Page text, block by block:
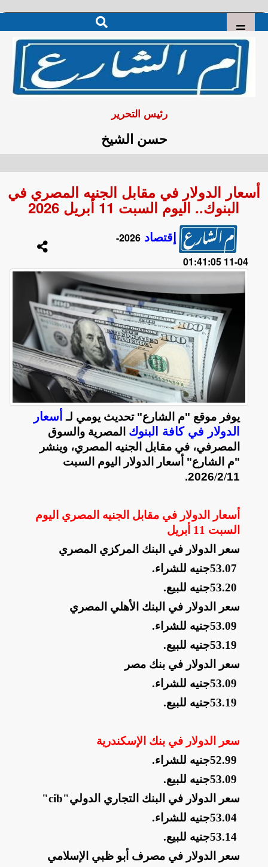
رئيس التحرير
حسن الشيخ
أسعار الدولار في مقابل الجنيه المصري في
البنوك.. اليوم السبت 11 أبريل 2026
إقتصاد
2026-
04-11 01:41:05
يوفر موقع "م الشارع" تحديث يومي لـ أسعار
الدولار في كافة البنوك المصرية والسوق
المصرفي، في مقابل الجنيه المصري، وينشر
"م الشارع" أسعار الدولار اليوم السبت
11
/
2
/
2026.
أسعار الدولار في مقابل الجنيه المصري اليوم
السبت 11 أبريل
سعر الدولار في البنك المركزي المصري
53.07جنيه للشراء.
53.20جنيه للبيع.
سعر الدولار في البنك الأهلي المصري
53.09جنيه للشراء.
53.19جنيه للبيع.
سعر الدولار في بنك مصر
53.09جنيه للشراء.
53.19جنيه للبيع.
سعر الدولار في بنك الإسكندرية
52.99جنيه للشراء.
53.09جنيه للبيع.
سعر الدولار في البنك التجاري الدولي"cib"
53.04جنيه للشراء.
53.14جنيه للبيع.
سعر الدولار في مصرف أبو ظبي الإسلامي